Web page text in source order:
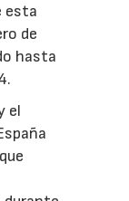
esta
de
hasta
el